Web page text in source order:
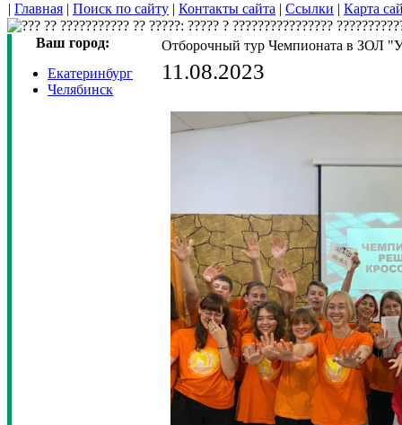
| Главная | Поиск по сайту | Контакты сайта | Ссылки | Карта
Ваш город:
Екатеринбург
Челябинск
Отборочный тур Чемпионата в ЗОЛ
11.08.2023